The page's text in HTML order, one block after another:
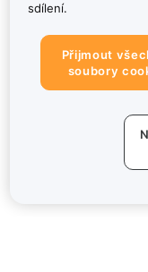
sdílení.
Přijmout
soubory